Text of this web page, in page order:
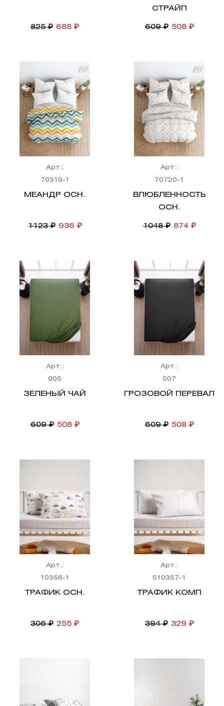
825 ₽ 688 ₽
СТРАЙП
609 ₽ 508 ₽
Арт.:
70319-1
МЕАНДР ОСН.
1123 ₽ 936 ₽
Арт.:
70720-1
ВЛЮБЛЕННОСТЬ
ОСН.
1048 ₽ 874 ₽
Арт.:
005
ЗЕЛЕНЫЙ ЧАЙ
609 ₽ 508 ₽
Арт.:
007
ГРОЗОВОЙ ПЕРЕВАЛ
609 ₽ 508 ₽
Арт.:
10356-1
ТРАФИК ОСН.
306 ₽ 255 ₽
Арт.:
510357-1
ТРАФИК КОМП
394 ₽ 329 ₽